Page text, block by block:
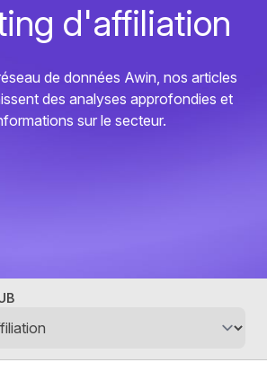
d'affiliation
de données Awin, nos articles
des analyses approfondies et
sur le secteur.